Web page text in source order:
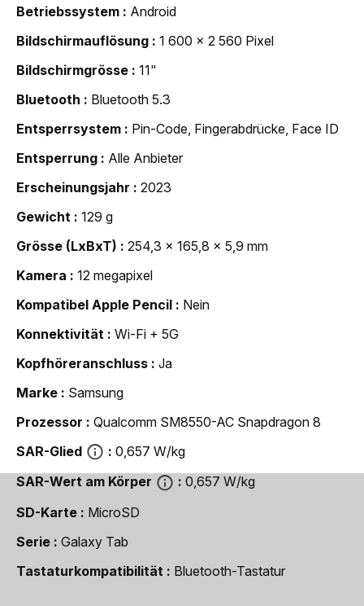
Betriebssystem
Android
Bildschirmauflösung
1 600 x 2 560 Pixel
Bildschirmgrösse
11"
Bluetooth
Bluetooth 5.3
Entsperrsystem
Pin-Code, Fingerabdrücke, Face ID
Entsperrung
Alle Anbieter
Erscheinungsjahr
2023
Gewicht
129 g
Grösse (LxBxT)
254,3 x 165,8 x 5,9 mm
Kamera
12 megapixel
Kompatibel Apple Pencil
Nein
Konnektivität
Wi-Fi + 5G
Kopfhöreranschluss
Ja
Marke
Samsung
Prozessor
Qualcomm SM8550-AC Snapdragon 8
SAR-Glied
0,657 W/kg
SAR-Wert am Körper
0,657 W/kg
SD-Karte
MicroSD
Serie
Galaxy Tab
Tastaturkompatibilität
Bluetooth-Tastatur